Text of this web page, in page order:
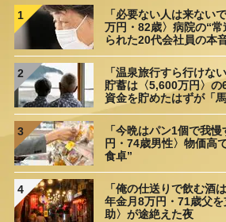
1
「必要ない人は来な
万円・82歳〉病院の“
られた20代会社員の本
理由
2
「温泉旅行すら行けな
貯蓄は〈5,600万円〉
資金を貯めたはずが「
理由
3
「今晩はパン1個で我
円・74歳男性〉物価高
食卓”
4
「俺の仕送りで飲む酒
年金月8万円・71歳父
助〉が途絶えた夜